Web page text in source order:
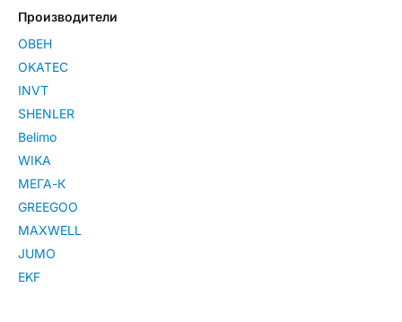
Производители
ОВЕН
OKATEC
INVT
SHENLER
Belimo
WIKA
МЕГА-К
GREEGOO
MAXWELL
JUMO
EKF